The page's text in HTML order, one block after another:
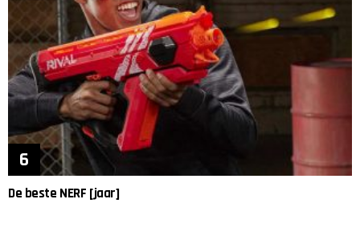
De beste NERF [jaar]